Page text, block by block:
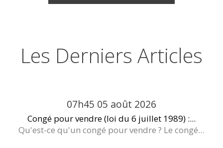
Les Derniers Articles
07h45 05 août 2026
Congé pour vendre (loi du 6 juillet 1989) :...
Qu'est-ce qu'un congé pour vendre ? Le congé...